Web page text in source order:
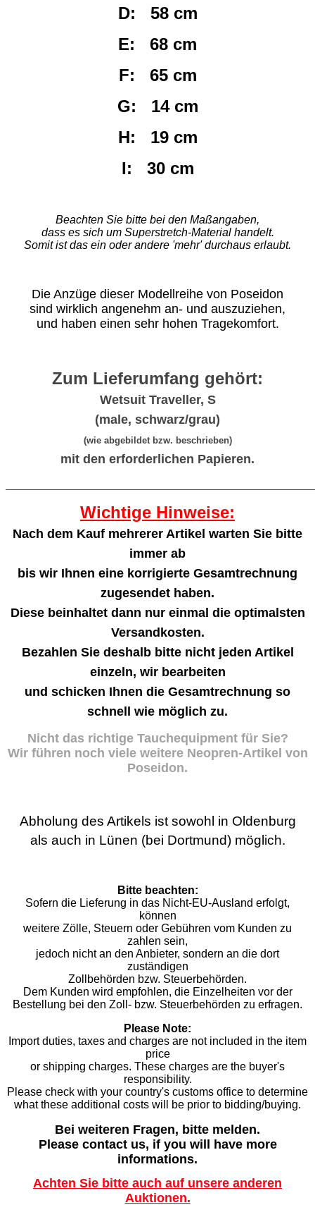
D: 58 cm
E: 68 cm
F: 65 cm
G: 14 cm
H: 19 cm
I: 30 cm
Beachten Sie bitte bei den Maßangaben,
dass es sich um Superstretch-Material handelt.
Somit ist das ein oder andere 'mehr' durchaus erlaubt.
Die Anzüge dieser Modellreihe von Poseidon
sind wirklich angenehm an- und auszuziehen,
und haben einen sehr hohen Tragekomfort.
Zum Lieferumfang gehört:
Wetsuit Traveller, S
(male, schwarz/grau)
(wie abgebildet bzw. beschrieben)
mit den erforderlichen Papieren.
Wichtige Hinweise:
Nach dem Kauf mehrerer Artikel warten Sie bitte
immer ab
bis wir Ihnen eine korrigierte Gesamtrechnung
zugesendet haben.
Diese beinhaltet dann nur einmal die optimalsten
Versandkosten.
Bezahlen Sie deshalb bitte nicht jeden Artikel
einzeln, wir bearbeiten
und schicken Ihnen die Gesamtrechnung so
schnell wie möglich zu.
Nicht das richtige Tauchequipment für Sie?
Wir führen noch viele weitere Neopren-Artikel von
Poseidon.
Abholung des Artikels ist sowohl in Oldenburg
als auch in Lünen (bei Dortmund) möglich.
Bitte beachten:
Sofern die Lieferung in das Nicht-EU-Ausland erfolgt,
können
weitere Zölle, Steuern oder Gebühren vom Kunden zu
zahlen sein,
jedoch nicht an den Anbieter, sondern an die dort
zuständigen
Zollbehörden bzw. Steuerbehörden.
Dem Kunden wird empfohlen, die Einzelheiten vor der
Bestellung bei den Zoll- bzw. Steuerbehörden zu erfragen.
Please Note:
Import duties, taxes and charges are not included in the item
price
or shipping charges. These charges are the buyer's
responsibility.
Please check with your country's customs office to determine
what these additional costs will be prior to bidding/buying.
Bei weiteren Fragen, bitte melden.
Please contact us, if you will have more
informations.
Achten Sie bitte auch auf unsere anderen
Auktionen.